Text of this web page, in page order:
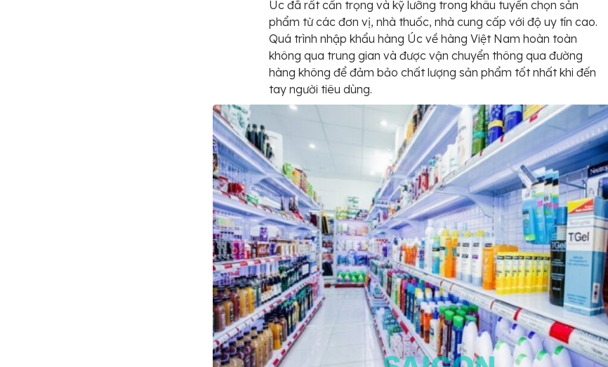
Úc đã rất cẩn trọng và kỹ lưỡng trong khâu tuyển chọn sản
phẩm từ các đơn vị, nhà thuốc, nhà cung cấp với độ uy tín cao.
Quá trình nhập khẩu hàng Úc về hàng Việt Nam hoàn toàn
không qua trung gian và được vận chuyển thông qua đường
hàng không để đảm bảo chất lượng sản phẩm tốt nhất khi đến
tay người tiêu dùng.